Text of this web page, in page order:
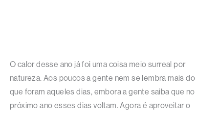
O calor desse ano já foi uma coisa meio surreal por
natureza. Aos poucos a gente nem se lembra mais do
que foram aqueles dias, embora a gente saiba que no
próximo ano esses dias voltam. Agora é aproveitar o